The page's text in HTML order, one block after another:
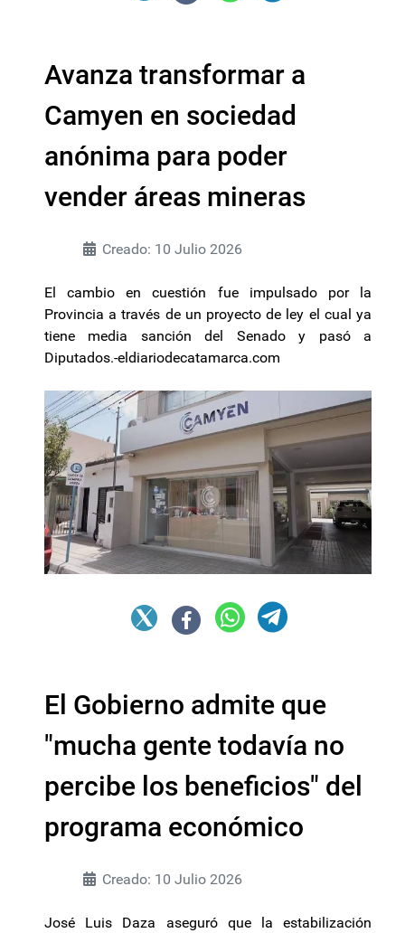
Avanza transformar a
Camyen en sociedad
anónima para poder
vender áreas mineras
Creado: 10 Julio 2026
El cambio en cuestión fue impulsado por la
Provincia a través de un proyecto de ley el cual ya
tiene media sanción del Senado y pasó a
Diputados.-eldiariodecatamarca.com
El Gobierno admite que
"mucha gente todavía no
percibe los beneficios" del
programa económico
Creado: 10 Julio 2026
José Luis Daza aseguró que la estabilización